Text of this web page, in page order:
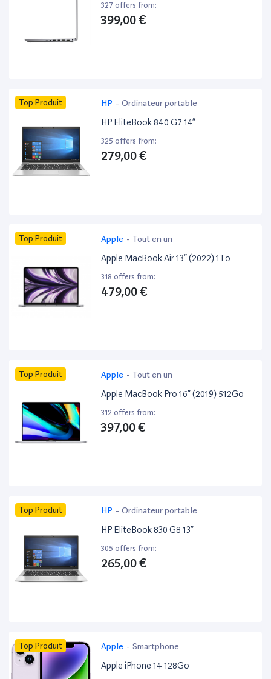
327 offers from:
399,00 €
Top Produit HP - Ordinateur portable
HP EliteBook 840 G7 14”
325 offers from:
279,00 €
Top Produit Apple - Tout en un
Apple MacBook Air 13” (2022) 1To
318 offers from:
479,00 €
Top Produit Apple - Tout en un
Apple MacBook Pro 16” (2019) 512Go
312 offers from:
397,00 €
Top Produit HP - Ordinateur portable
HP EliteBook 830 G8 13”
305 offers from:
265,00 €
Top Produit Apple - Smartphone
Apple iPhone 14 128Go